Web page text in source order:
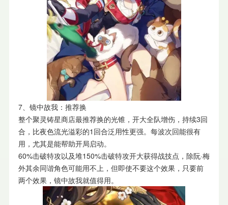
7、镜中故我：推荐换
整个聚灵铸星商店最推荐换的光锥，开大全队增伤，持续3回
合，比夜色流光溢彩的1回合泛用性更强。每波次回能很有
用，尤其是能帮助开局启动。
60%击破特攻以及堆150%击破特攻开大获得战技点，除阮·梅
外其余同谐角色可能用不上，但即使不要这个效果，只要前
两个效果，镜中故我就值得用。